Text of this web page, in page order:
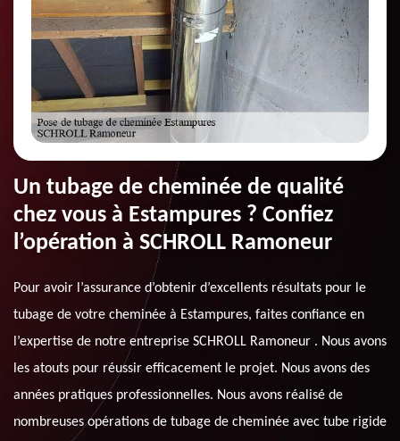
Un tubage de cheminée de qualité
chez vous à Estampures ? Confiez
l’opération à SCHROLL Ramoneur
Pour avoir l’assurance d’obtenir d’excellents résultats pour le
tubage de votre cheminée à Estampures, faites confiance en
l’expertise de notre entreprise SCHROLL Ramoneur . Nous avons
les atouts pour réussir efficacement le projet. Nous avons des
années pratiques professionnelles. Nous avons réalisé de
nombreuses opérations de tubage de cheminée avec tube rigide